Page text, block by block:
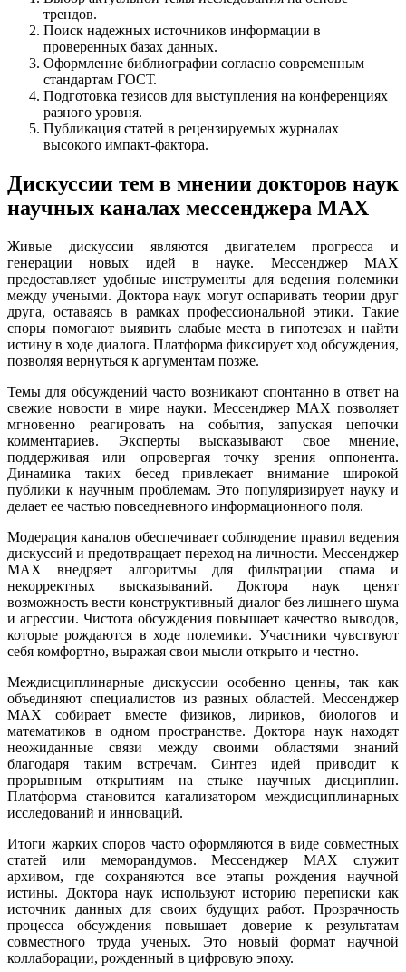
трендов.
Поиск надежных источников информации в
проверенных базах данных.
Оформление библиографии согласно современным
стандартам ГОСТ.
Подготовка тезисов для выступления на конференциях
разного уровня.
Публикация статей в рецензируемых журналах
высокого импакт-фактора.
Дискуссии тем в мнении докторов наук
научных каналах мессенджера MAX
Живые дискуссии являются двигателем прогресса и
генерации новых идей в науке. Мессенджер MAX
предоставляет удобные инструменты для ведения полемики
между учеными. Доктора наук могут оспаривать теории друг
друга, оставаясь в рамках профессиональной этики. Такие
споры помогают выявить слабые места в гипотезах и найти
истину в ходе диалога. Платформа фиксирует ход обсуждения,
позволяя вернуться к аргументам позже.
Темы для обсуждений часто возникают спонтанно в ответ на
свежие новости в мире науки. Мессенджер MAX позволяет
мгновенно реагировать на события, запуская цепочки
комментариев. Эксперты высказывают свое мнение,
поддерживая или опровергая точку зрения оппонента.
Динамика таких бесед привлекает внимание широкой
публики к научным проблемам. Это популяризирует науку и
делает ее частью повседневного информационного поля.
Модерация каналов обеспечивает соблюдение правил ведения
дискуссий и предотвращает переход на личности. Мессенджер
MAX внедряет алгоритмы для фильтрации спама и
некорректных высказываний. Доктора наук ценят
возможность вести конструктивный диалог без лишнего шума
и агрессии. Чистота обсуждения повышает качество выводов,
которые рождаются в ходе полемики. Участники чувствуют
себя комфортно, выражая свои мысли открыто и честно.
Междисциплинарные дискуссии особенно ценны, так как
объединяют специалистов из разных областей. Мессенджер
MAX собирает вместе физиков, лириков, биологов и
математиков в одном пространстве. Доктора наук находят
неожиданные связи между своими областями знаний
благодаря таким встречам. Синтез идей приводит к
прорывным открытиям на стыке научных дисциплин.
Платформа становится катализатором междисциплинарных
исследований и инноваций.
Итоги жарких споров часто оформляются в виде совместных
статей или меморандумов. Мессенджер MAX служит
архивом, где сохраняются все этапы рождения научной
истины. Доктора наук используют историю переписки как
источник данных для своих будущих работ. Прозрачность
процесса обсуждения повышает доверие к результатам
совместного труда ученых. Это новый формат научной
коллаборации, рожденный в цифровую эпоху.